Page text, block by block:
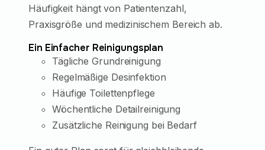
Häufigkeit hängt von Patientenzahl,
Praxisgröße und medizinischem Bereich ab.
Ein Einfacher Reinigungsplan
Tägliche Grundreinigung
Regelmäßige Desinfektion
Häufige Toilettenpflege
Wöchentliche Detailreinigung
Zusätzliche Reinigung bei Bedarf